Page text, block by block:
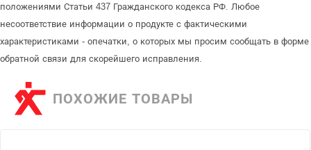
положениями Статьи 437 Гражданского кодекса РФ. Любое
несоответствие информации о продукте с фактическими
характеристиками - опечатки, о которых мы просим сообщать в форме
обратной связи для скорейшего исправления.
ПОХОЖИЕ ТОВАРЫ